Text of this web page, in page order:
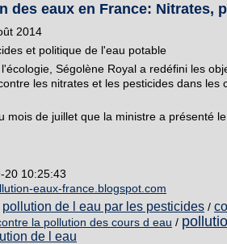
des eaux en France: Nitrates,
2014
et politique de l'eau potable
Ségolène Royal a redéfini les
les nitrates et les pesticides dans les
mois de juillet que la ministre a présenté
20 10:25:43
eaux-france.blogspot.com
pollution de l eau par les pesticides /
la pollution des cours d eau /
de l eau